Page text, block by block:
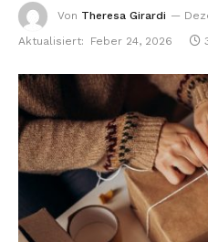
Von Theresa Girardi
Aktualisiert:
Feber 24, 2026